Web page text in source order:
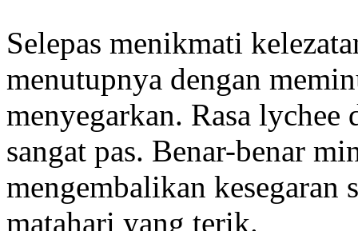
Selepas menikmati
menutupnya dengan
menyegarkan. Rasa
sangat pas. Benar-benar
mengembalikan kesegaran
matahari yang terik.